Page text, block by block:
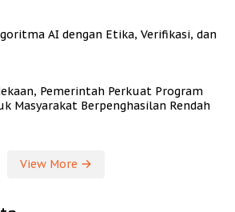
AI dengan Etika, Verifikasi, dan
Pemerintah Perkuat Program
Masyarakat Berpenghasilan Rendah
View More